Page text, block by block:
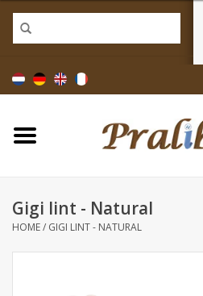
Home
Doosjes
Linten & decoratie
Gigi lint - Natural
HOME/ GIGI LINT - NATURAL